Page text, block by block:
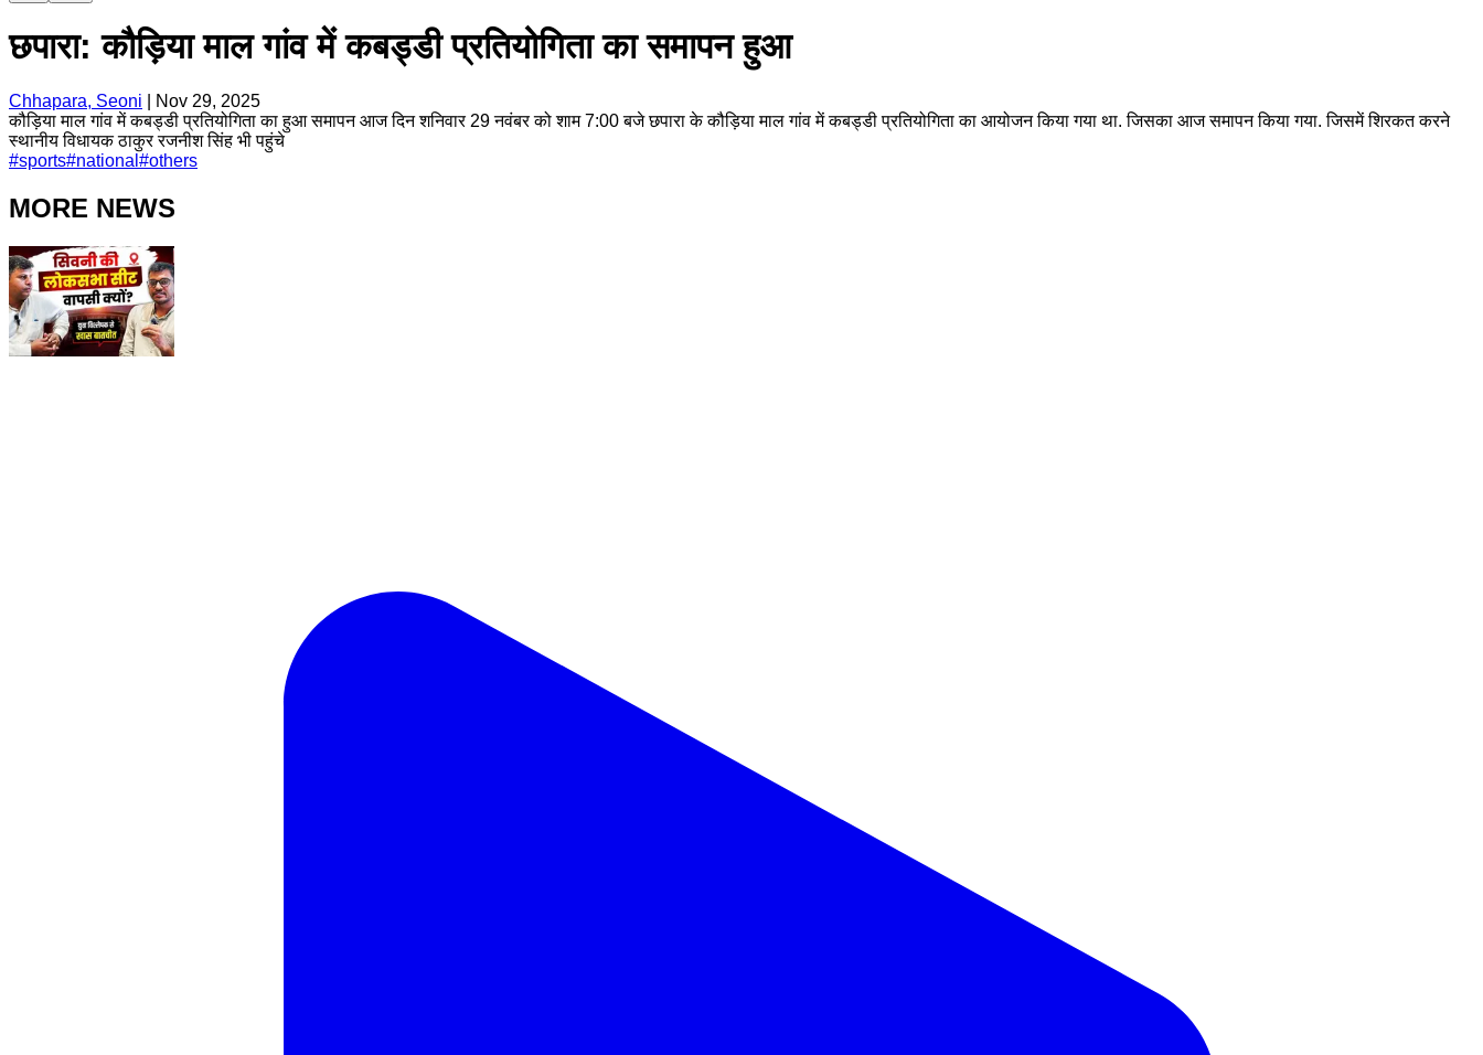
छपारा: कौड़िया माल गांव में कबड्डी प्रतियोगिता का समापन हुआ
Chhapara, Seoni
Nov 29, 2025
कौड़िया माल गांव में कबड्डी प्रतियोगिता का हुआ समापन आज दिन शनिवार 29 नवंबर को शाम 7:00 बजे छपारा के कौड़िया माल गांव में कबड्डी प्रतियोगिता का आयोजन किया गया था. जिसका आज समापन किया गया. जिसमें शिरकत करने
स्थानीय विधायक ठाकुर रजनीश सिंह भी पहुंचे
#sports#national #others
MORE NEWS